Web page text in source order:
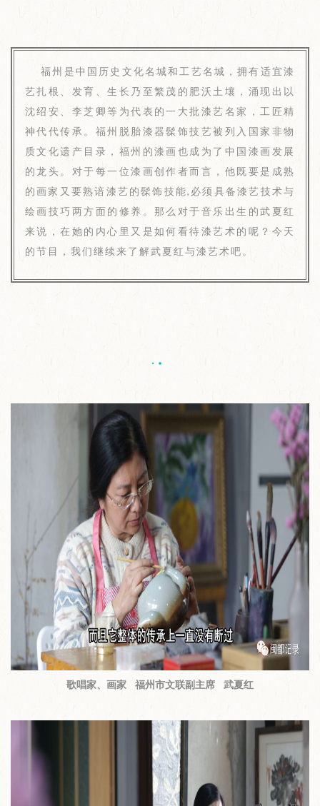
福州是中国历史文化名城和工艺名城，拥有适宜漆
艺扎根、发育、生长乃至繁茂的肥沃土壤，涌现出以
沈绍安、李芝卿等为代表的一大批漆艺名家，工匠精
神代代传承。福州脱胎漆器髹饰技艺被列入国家非物
质文化遗产目录，福州的漆画也成为了中国漆画发展
的龙头。对于每一位漆画创作者而言，他既要是成熟
的画家又要熟谙漆艺的髹饰技能,必须具备漆艺技术与
绘画技巧两方面的修养。那么对于音乐出生的武夏红
来说，在她的内心里又是如何看待漆艺术的呢？今天
的节目，我们继续来了解武夏红与漆艺术吧。
歌唱家、画家 福州市文联副主席 武夏红